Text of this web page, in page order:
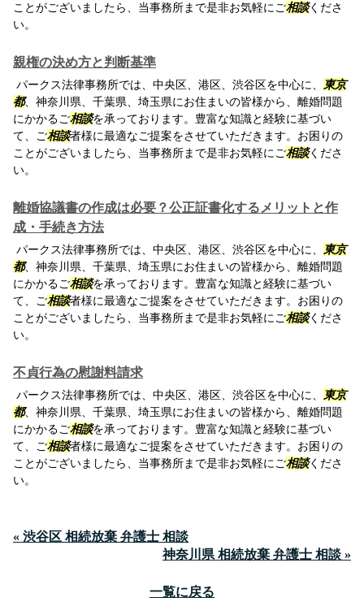
ことがございましたら、当事務所まで是非お気軽にご相談くださ
い。
親権の決め方と判断基準
パークス法律事務所では、中央区、港区、渋谷区を中心に、
東京
都、神奈川県、千葉県、埼玉県にお住まいの皆様から、離婚問題
にかかるご相談を承っております。豊富な知識と経験に基づい
て、ご相談者様に最適なご提案をさせていただきます。お困りの
ことがございましたら、当事務所まで是非お気軽にご相談くださ
い。
離婚協議書の作成は必要？公正証書化するメリットと作
成・手続き方法
パークス法律事務所では、中央区、港区、渋谷区を中心に、
東京
都、神奈川県、千葉県、埼玉県にお住まいの皆様から、離婚問題
にかかるご相談を承っております。豊富な知識と経験に基づい
て、ご相談者様に最適なご提案をさせていただきます。お困りの
ことがございましたら、当事務所まで是非お気軽にご相談くださ
い。
不貞行為の慰謝料請求
パークス法律事務所では、中央区、港区、渋谷区を中心に、
東京
都、神奈川県、千葉県、埼玉県にお住まいの皆様から、離婚問題
にかかるご相談を承っております。豊富な知識と経験に基づい
て、ご相談者様に最適なご提案をさせていただきます。お困りの
ことがございましたら、当事務所まで是非お気軽にご相談くださ
い。
« 渋谷区 相続放棄 弁護士 相談
神奈川県 相続放棄 弁護士 相談 »
一覧に戻る